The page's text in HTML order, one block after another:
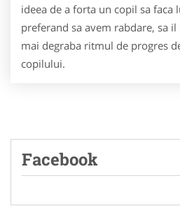
ideea de a forta un copil sa faca
preferand sa avem rabdare, sa
mai degraba ritmul de progres
copilului.
Facebook